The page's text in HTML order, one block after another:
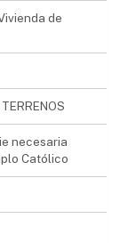
de
necesaria
Católico